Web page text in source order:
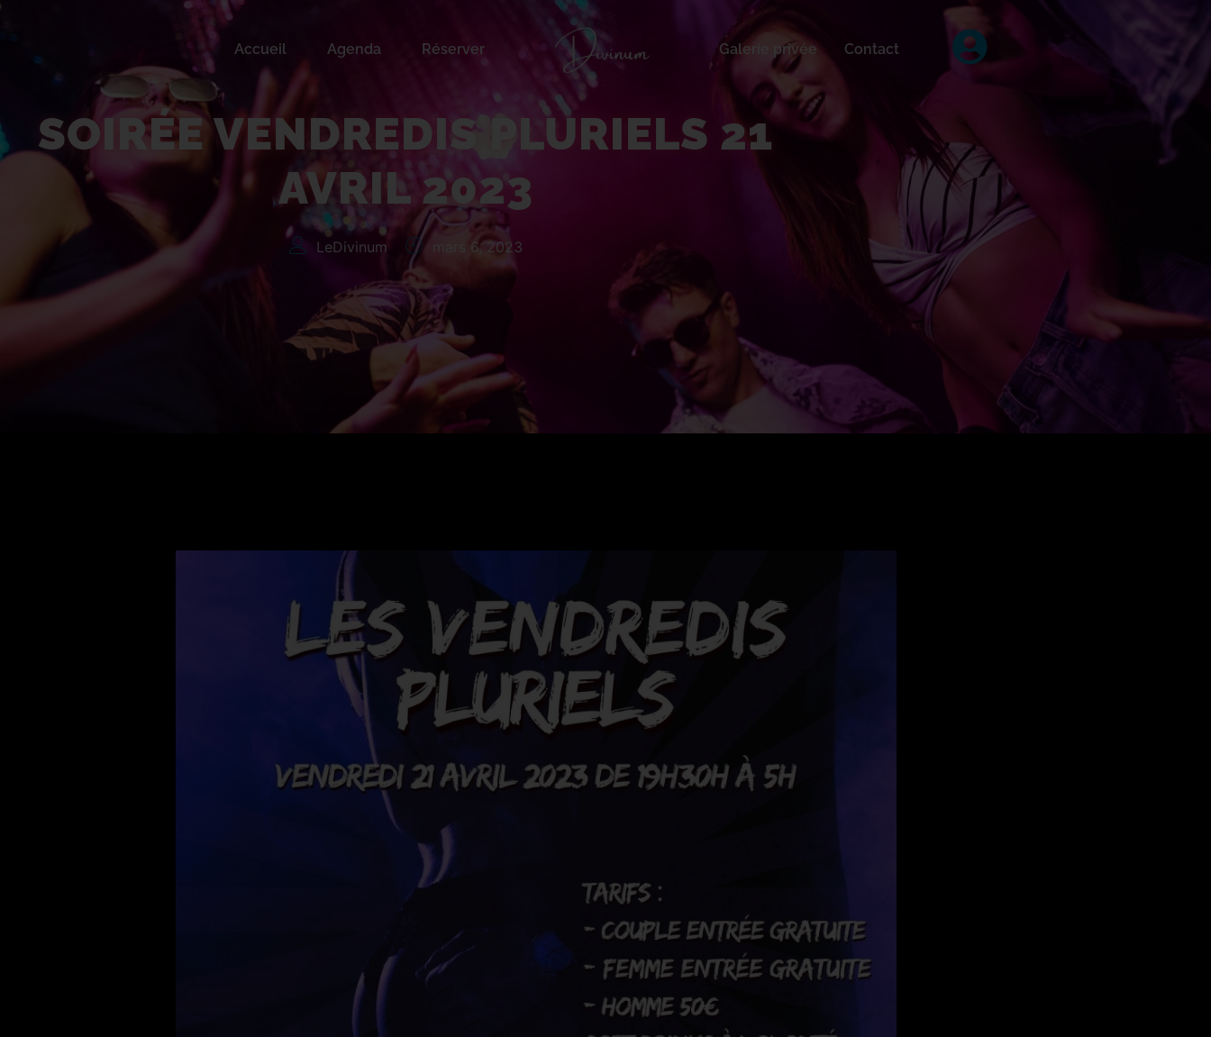
Accueil Agenda Réserver Galerie privée Contact
Soirée Vendredis Pluriels 21 avril 2023
SOIRÉE VENDREDIS PLURIELS 21
AVRIL 2023
LeDivinum mars 6, 2023